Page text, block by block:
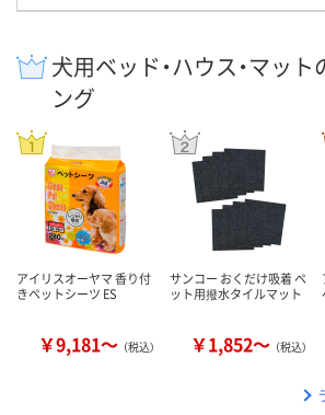
犬用ベッド・ハウス・マッ
ング
アイリスオーヤマ 香り付
きペットシーツ ES
￥9,181～ （税込）
サンコー おくだけ吸着 ペ
ット用撥水タイルマット
￥1,852～ （税込）